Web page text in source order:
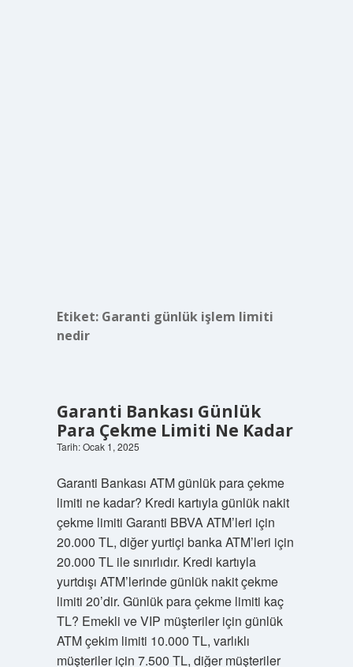
Etiket: Garanti günlük işlem limiti
nedir
Garanti Bankası Günlük
Para Çekme Limiti Ne Kadar
Tarih: Ocak 1, 2025
Garanti Bankası ATM günlük para çekme
limiti ne kadar? Kredi kartıyla günlük nakit
çekme limiti Garanti BBVA ATM’leri için
20.000 TL, diğer yurtiçi banka ATM’leri için
20.000 TL ile sınırlıdır. Kredi kartıyla
yurtdışı ATM’lerinde günlük nakit çekme
limiti 20’dir. Günlük para çekme limiti kaç
TL? Emekli ve VIP müşteriler için günlük
ATM çekim limiti 10.000 TL, varlıklı
müşteriler için 7.500 TL, diğer müşteriler